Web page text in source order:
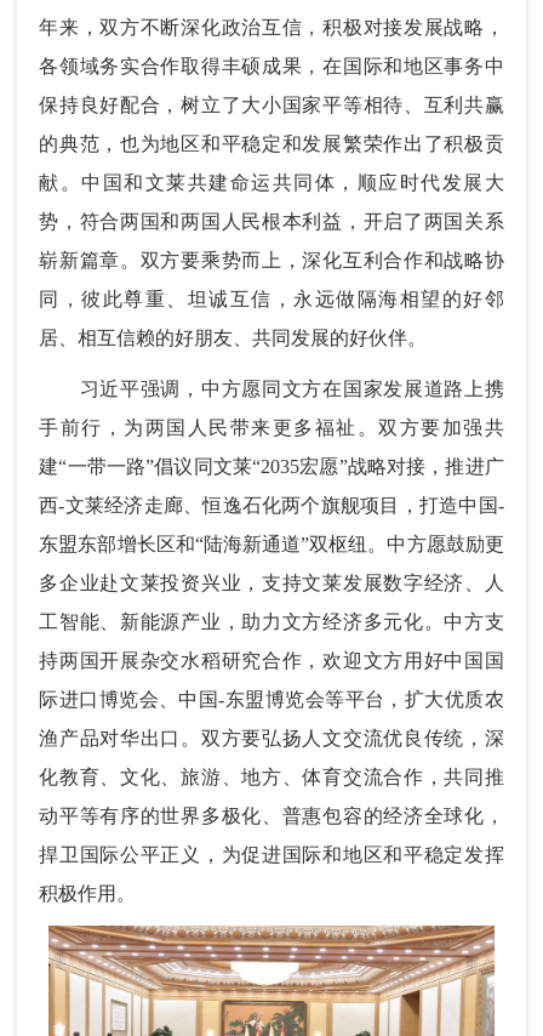
年来，双方不断深化政治互信，积极对接发展战略，
各领域务实合作取得丰硕成果，在国际和地区事务中
保持良好配合，树立了大小国家平等相待、互利共赢
的典范，也为地区和平稳定和发展繁荣作出了积极贡
献。中国和文莱共建命运共同体，顺应时代发展大
势，符合两国和两国人民根本利益，开启了两国关系
崭新篇章。双方要乘势而上，深化互利合作和战略协
同，彼此尊重、坦诚互信，永远做隔海相望的好邻
居、相互信赖的好朋友、共同发展的好伙伴。
习近平强调，中方愿同文方在国家发展道路上携
手前行，为两国人民带来更多福祉。双方要加强共
建“一带一路”倡议同文莱“2035宏愿”战略对接，推进广
西-文莱经济走廊、恒逸石化两个旗舰项目，打造中国-
东盟东部增长区和“陆海新通道”双枢纽。中方愿鼓励更
多企业赴文莱投资兴业，支持文莱发展数字经济、人
工智能、新能源产业，助力文方经济多元化。中方支
持两国开展杂交水稻研究合作，欢迎文方用好中国国
际进口博览会、中国-东盟博览会等平台，扩大优质农
渔产品对华出口。双方要弘扬人文交流优良传统，深
化教育、文化、旅游、地方、体育交流合作，共同推
动平等有序的世界多极化、普惠包容的经济全球化，
捍卫国际公平正义，为促进国际和地区和平稳定发挥
积极作用。